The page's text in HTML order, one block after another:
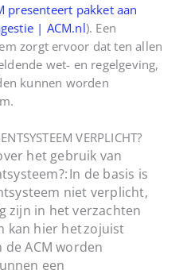
presenteert pakket aan
| ACM.nl). Een
zorgt ervoor dat ten allen
wet- en regelgeving,
kunnen worden
VERPLICHT?
het gebruik van
In de basis is
niet verplicht,
zijn in het verzachten
kan hier het zojuist
ACM worden
een